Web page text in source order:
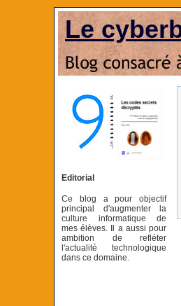
Le
Editorial
Ce blog a pour objectif
principal d'augmenter la
culture informatique de
mes élèves. Il a aussi pour
ambition de refléter
l'actualité technologique
dans ce domaine.